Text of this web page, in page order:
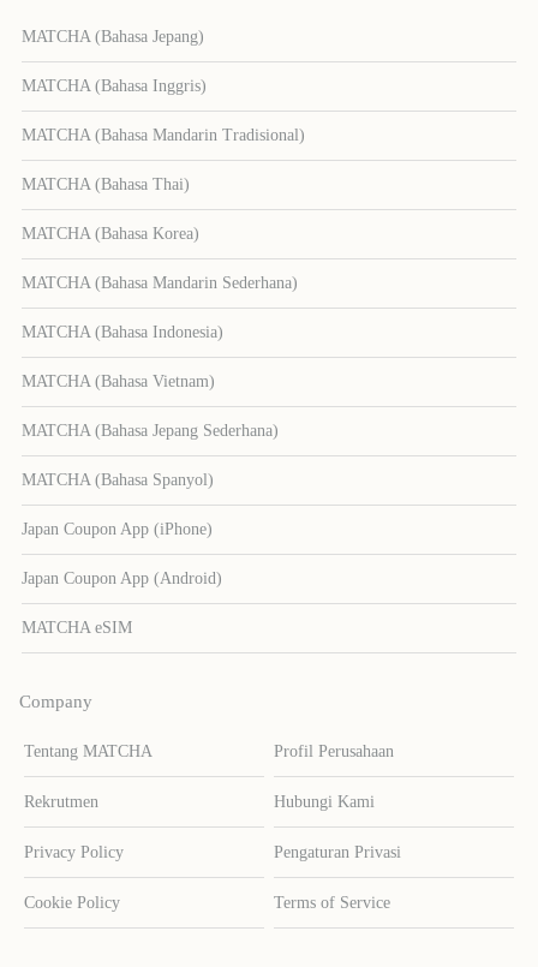
MATCHA (Bahasa Jepang)
MATCHA (Bahasa Inggris)
MATCHA (Bahasa Mandarin Tradisional)
MATCHA (Bahasa Thai)
MATCHA (Bahasa Korea)
MATCHA (Bahasa Mandarin Sederhana)
MATCHA (Bahasa Indonesia)
MATCHA (Bahasa Vietnam)
MATCHA (Bahasa Jepang Sederhana)
MATCHA (Bahasa Spanyol)
Japan Coupon App (iPhone)
Japan Coupon App (Android)
MATCHA eSIM
Company
Tentang MATCHA Profil Perusahaan
Rekrutmen Hubungi Kami
Privacy Policy Pengaturan Privasi
Cookie Policy Terms of Service